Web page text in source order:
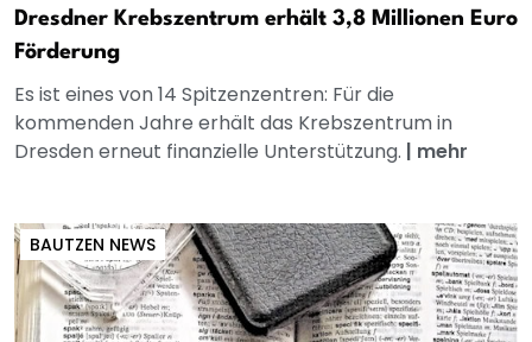
Dresdner Krebszentrum erhält 3,8 Millionen Euro
Förderung
Es ist eines von 14 Spitzenzentren: Für die
kommenden Jahre erhält das Krebszentrum in
Dresden erneut finanzielle Unterstützung. | mehr
BAUTZEN NEWS